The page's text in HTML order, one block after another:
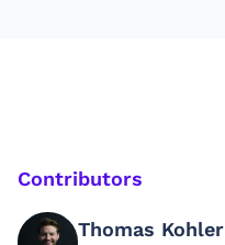
Contributors
Thomas Kohler